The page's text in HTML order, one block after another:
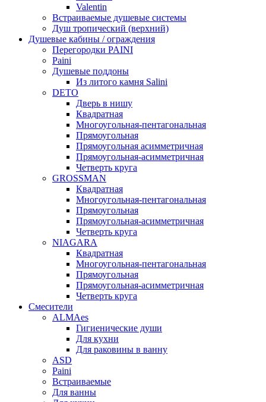
Valentin
Встраиваемые душевые системы
Душ тропический (верхний)
Душевые кабины / ограждения
Перегородки PAINI
Paini
Душевые поддоны
Из литого камня Salini
DETO
Дверь в нишу
Квадратная
Многоугольная-пентагональная
Прямоугольная
Прямоугольная асимметричная
Прямоугольная-асимметричная
Четверть круга
GROSSMAN
Квадратная
Многоугольная-пентагональная
Прямоугольная
Прямоугольная-асимметричная
Четверть круга
NIAGARA
Квадратная
Многоугольная-пентагональная
Прямоугольная
Прямоугольная-асимметричная
Четверть круга
Смесители
ALMAes
Гигиенические души
Для кухни
Для раковины в ванну
ASD
Paini
Встраиваемые
Для ванны